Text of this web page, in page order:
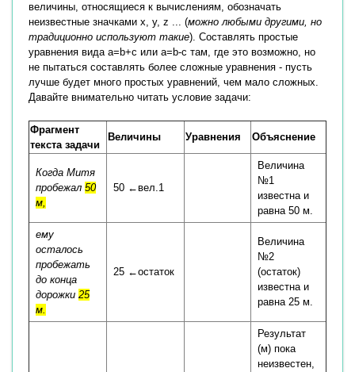
величины, относящиеся к вычислениям, обозначать
неизвестные значками x, y, z ... (можно любыми другими, но
традиционно используют такие). Составлять простые
уравнения вида a=b+c или a=b-c там, где это возможно, но
не пытаться составлять более сложные уравнения - пусть
лучше будет много простых уравнений, чем мало сложных.
Давайте внимательно читать условие задачи:
Фрагмент
текста задачи
Величины Уравнения Объяснение
Когда Митя
пробежал 50
м,
50 ←вел.1
Величина
№1
известна и
равна 50 м.
ему
осталось
пробежать
до конца
дорожки 25
м.
25 ←остаток
Величина
№2
(остаток)
известна и
равна 25 м.
Результат
(м) пока
неизвестен,